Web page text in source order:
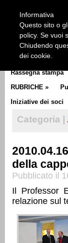
CLUB
Rassegna stampa
RUBRICHE »
Iniziative dei soci
Categoria |
della
Pubblicato il
Il Professor
relazione sul
Informativa
Questo sito o
policy. Se vuoi
Chiudendo
dei cookie.